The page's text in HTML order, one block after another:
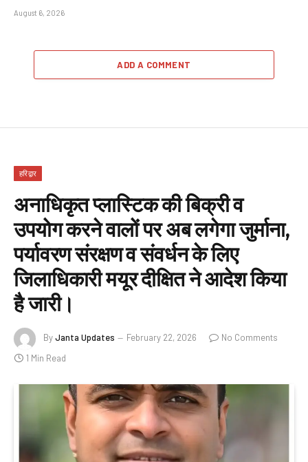
August 6, 2026
ADD A COMMENT
हरिद्वार
अनाधिकृत प्लास्टिक की बिक्री व
उपयोग करने वालों पर अब लगेगा जुर्माना,
पर्यावरण संरक्षण व संवर्धन के लिए
जिलाधिकारी मयूर दीक्षित ने आदेश किया
है जारी।
ByJanta Updates February 22, 2026
No Comments
1 Min Read